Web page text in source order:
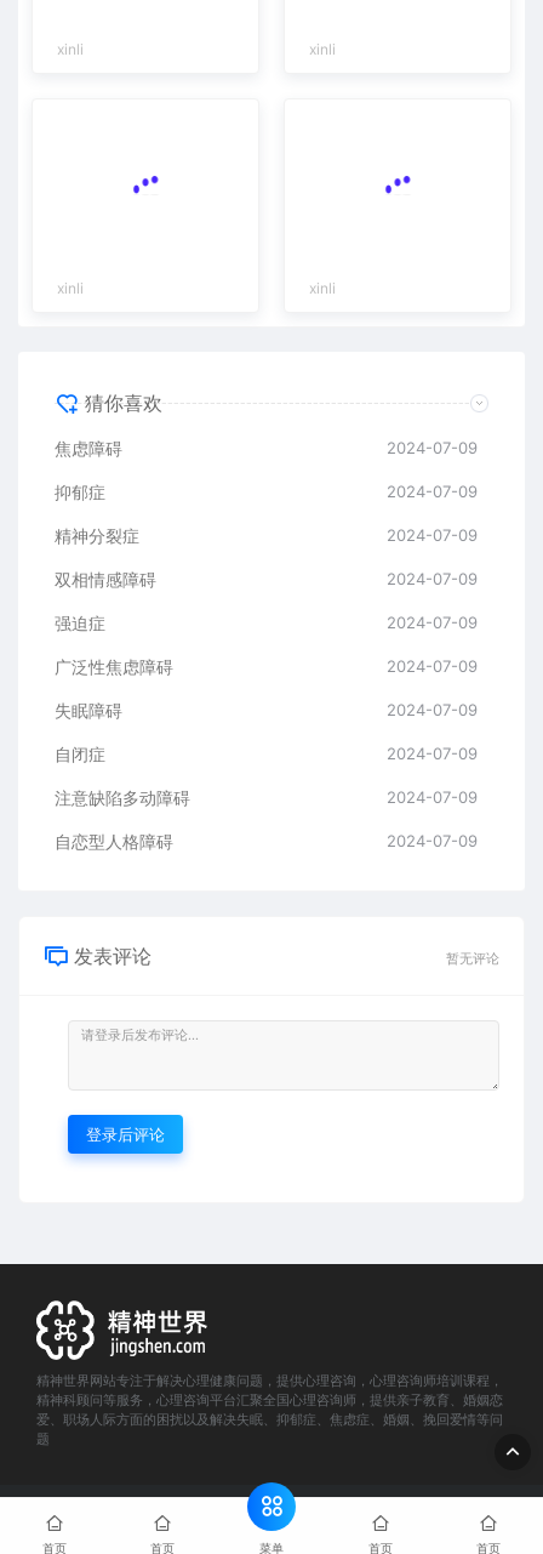
xinli xinli
xinli xinli
猜你喜欢
焦虑障碍 2024-07-09
抑郁症 2024-07-09
精神分裂症 2024-07-09
双相情感障碍 2024-07-09
强迫症 2024-07-09
广泛性焦虑障碍 2024-07-09
失眠障碍 2024-07-09
自闭症 2024-07-09
注意缺陷多动障碍 2024-07-09
自恋型人格障碍 2024-07-09
发表评论 暂无评论
登录后评论
精神世界网站专注于解决心理健康问题，提供心理咨询，心理咨询师培训课程，
精神科顾问等服务，心理咨询平台汇聚全国心理咨询师，提供亲子教育、婚姻恋
爱、职场人际方面的困扰以及解决失眠、抑郁症、焦虑症、婚姻、挽回爱情等问
题
© 2022 精神世界- jingshen.com. All rights reserved
网站地图
沪ICP备15057283号-11
首页 首页 菜单 首页 首页